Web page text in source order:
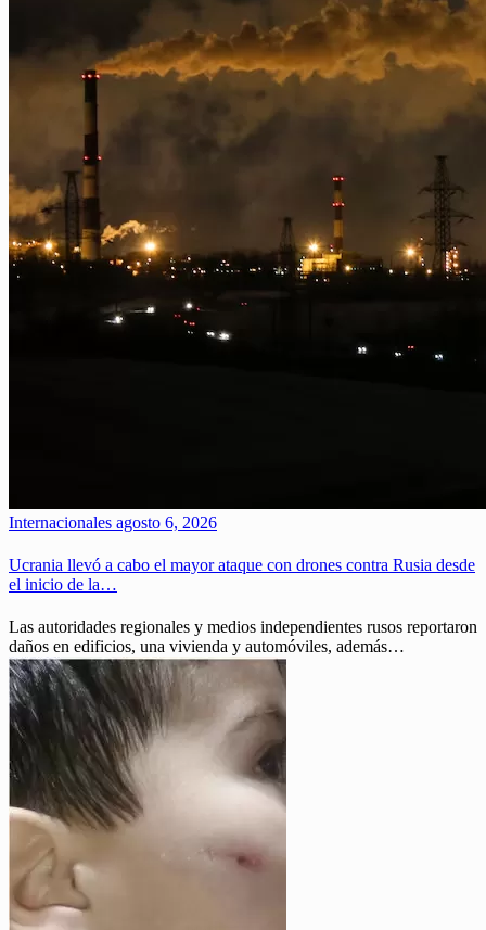
Internacionales agosto 6, 2026
Ucrania llevó a cabo el mayor ataque con drones contra Rusia desde
el inicio de la…
Las autoridades regionales y medios independientes rusos reportaron
daños en edificios, una vivienda y automóviles, además…